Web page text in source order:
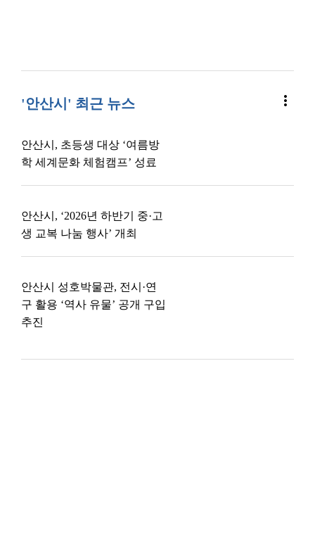
'안산시' 최근 뉴스 more_vert
안산시, 초등생 대상 ‘여름방
학 세계문화 체험캠프’ 성료
안산시, ‘2026년 하반기 중·고
생 교복 나눔 행사’ 개최
안산시 성호박물관, 전시·연
구 활용 ‘역사 유물’ 공개 구입
추진